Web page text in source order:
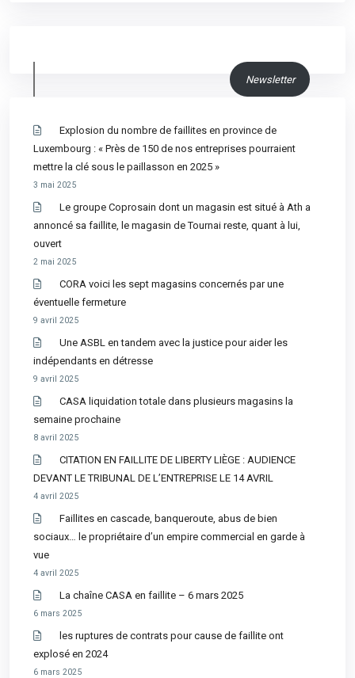
Newsletter
Explosion du nombre de faillites en province de
Luxembourg : « Près de 150 de nos entreprises pourraient
mettre la clé sous le paillasson en 2025 »
3 mai 2025
Le groupe Coprosain dont un magasin est situé à Ath a
annoncé sa faillite, le magasin de Tournai reste, quant à lui,
ouvert
2 mai 2025
CORA voici les sept magasins concernés par une
éventuelle fermeture
9 avril 2025
Une ASBL en tandem avec la justice pour aider les
indépendants en détresse
9 avril 2025
CASA liquidation totale dans plusieurs magasins la
semaine prochaine
8 avril 2025
CITATION EN FAILLITE DE LIBERTY LIÈGE : AUDIENCE
DEVANT LE TRIBUNAL DE L’ENTREPRISE LE 14 AVRIL
4 avril 2025
Faillites en cascade, banqueroute, abus de bien
sociaux… le propriétaire d’un empire commercial en garde à
vue
4 avril 2025
La chaîne CASA en faillite – 6 mars 2025
6 mars 2025
les ruptures de contrats pour cause de faillite ont
explosé en 2024
6 mars 2025